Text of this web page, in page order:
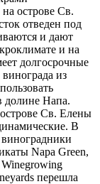
острове Св.
отведен под
и дают
и на
долгосрочные
из
долине Напа.
Св. Елены
В
Napa Green,
перешла